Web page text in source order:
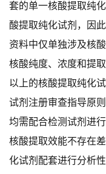
套的单一核酸提取纯
酸提取纯化试剂，因
资料中仅单独涉及核
核酸纯度、浓度和提
以上的核酸提取纯化
试剂注册审查指导原
均需配合检测试剂进
核酸提取效能不存在
化试剂配套进行分析